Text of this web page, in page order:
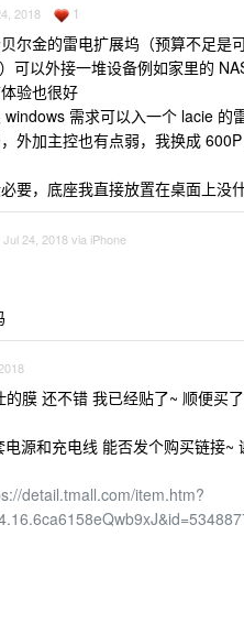
2018 1
尔金的雷电扩展坞（预算不足
可以外接一堆设备例如家里的
验也很好
需求可以入一个 lacie
外加主控也有点弱，我换成
要，底座我直接放置在桌面上没
Jul 24, 2018 via iPhone
的膜 还不错 我已经贴了~ 顺便买
源和充电线 能否发个购买链接~
detail.tmall.com/item.htm?